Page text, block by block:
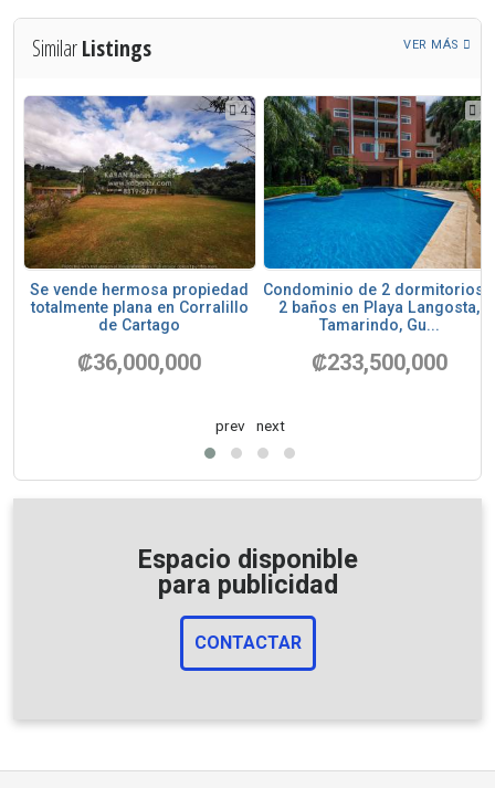
SimilarListings VER MÁS
4
Se vende hermosa propiedad
totalmente plana en Corralillo
de Cartago
₡36,000,000
5
Condominio de 2 dormitorios y
2 baños en Playa Langosta,
Tamarindo, Gu...
₡233,500,000
prev next
Espacio disponible
para publicidad
CONTACTAR